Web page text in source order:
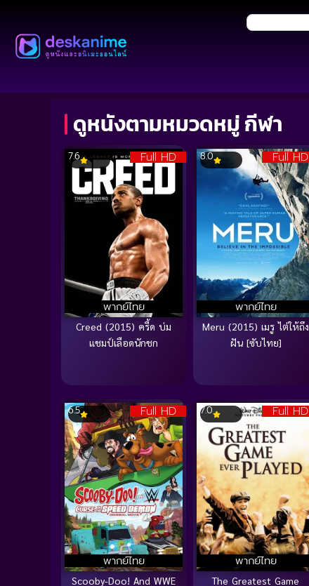
ดูหนังตามหมวดหมู่ กีฬา
Full HD
พากย์ไทย
7.6
Creed (2015) ครี้ด บ่ม
แชมป์เลือดนักชก
Full HD
พากย์ไทย
8.0
Meru (2015) เมรู ไต่ให้ถึง
ฝัน [ซับไทย]
Full HD
พากย์ไทย
6.5
Scooby-Doo! And WWE
Full HD
พากย์ไทย
7.0
The Greatest Game